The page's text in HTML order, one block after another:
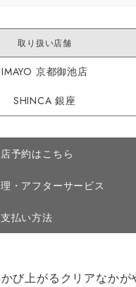
取り扱い店舗
IMAYO 京都御池店
SHINCA 銀座
予約はこちら
・アフターサービス
払い方法
かび上がるクリアなか